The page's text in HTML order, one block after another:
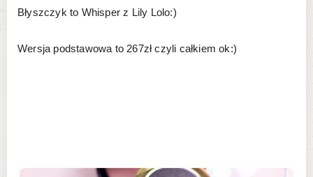
Błyszczyk to Whisper z Lily Lolo:)
Wersja podstawowa to 267zł czyli całkiem ok:)